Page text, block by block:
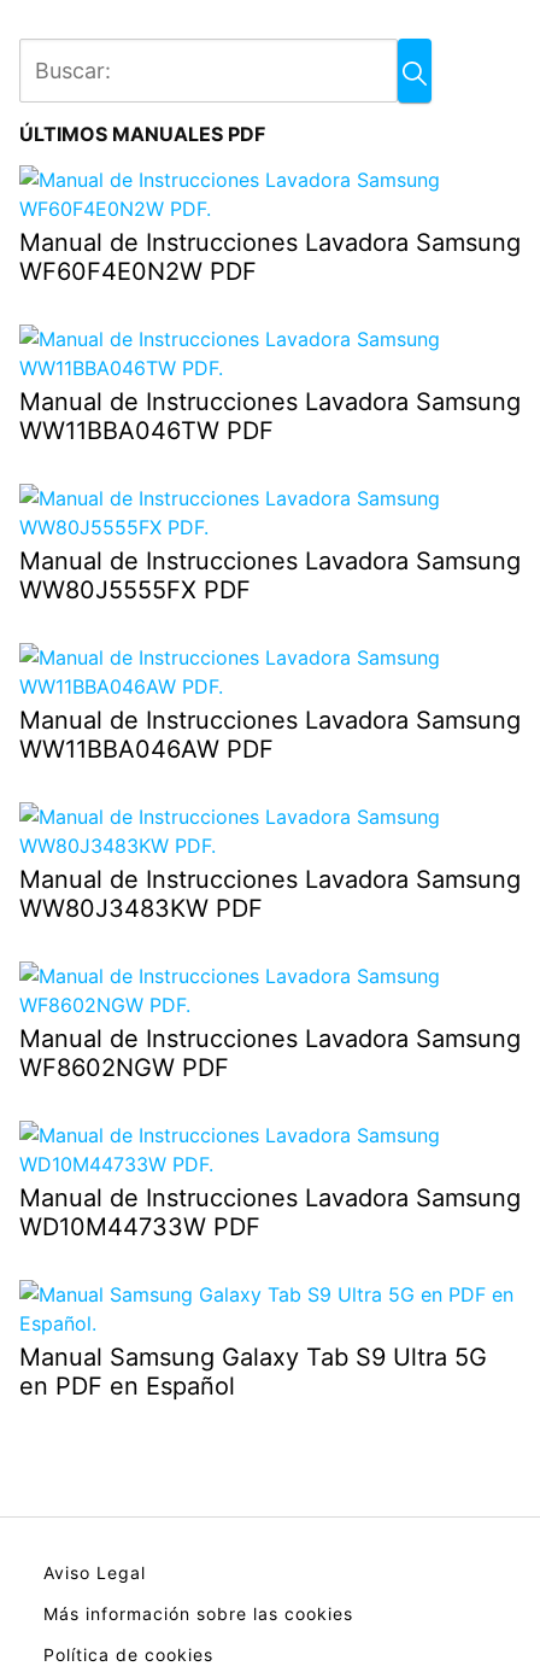
ÚLTIMOS MANUALES PDF
Manual de Instrucciones Lavadora Samsung
WF60F4E0N2W PDF
Manual de Instrucciones Lavadora Samsung
WW11BBA046TW PDF
Manual de Instrucciones Lavadora Samsung
WW80J5555FX PDF
Manual de Instrucciones Lavadora Samsung
WW11BBA046AW PDF
Manual de Instrucciones Lavadora Samsung
WW80J3483KW PDF
Manual de Instrucciones Lavadora Samsung
WF8602NGW PDF
Manual de Instrucciones Lavadora Samsung
WD10M44733W PDF
Manual Samsung Galaxy Tab S9 Ultra 5G
en PDF en Español
Aviso Legal
Más información sobre las cookies
Política de cookies